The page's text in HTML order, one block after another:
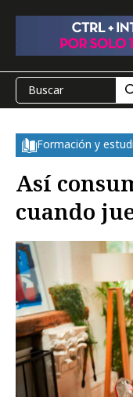
Formación y
Así
cuando